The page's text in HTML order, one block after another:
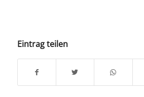
Eintrag teilen